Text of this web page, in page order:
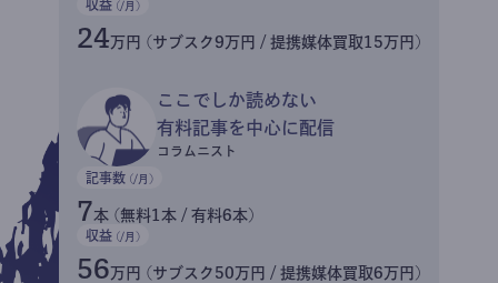
収益 (/月)
24万円 (サブスク9万円 / 提携媒体買取15万円)
ここでしか読めない
有料記事を中心に配信
コラムニスト
記事数 (/月)
7本 (無料1本 / 有料6本)
収益 (/月)
56万円 (サブスク50万円 / 提携媒体買取6万円)